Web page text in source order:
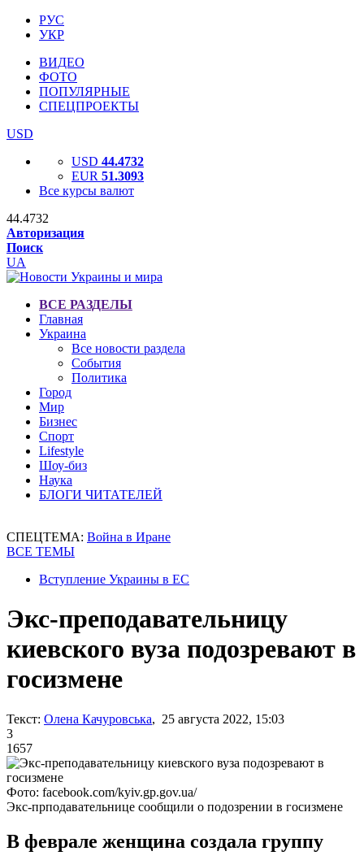
РУС
УКР
ВИДЕО
ФОТО
ПОПУЛЯРНЫЕ
СПЕЦПРОЕКТЫ
USD
USD 44.4732
EUR 51.3093
Все курсы валют
44.4732
Авторизация
Поиск
UA
ВСЕ РАЗДЕЛЫ
Главная
Украина
Все новости раздела
События
Политика
Город
Мир
Бизнес
Спорт
Lifestyle
Шоу-биз
Наука
БЛОГИ ЧИТАТЕЛЕЙ
СПЕЦТЕМА: Война в Иране
ВСЕ ТЕМЫ
Вступление Украины в ЕС
Экс-преподавательницу
киевского вуза подозревают в
госизмене
Текст: Олена Качуровська, 25 августа 2022, 15:03
3
1657
Фото: facebook.com/kyiv.gp.gov.ua/
Экс-прподавательнице сообщили о подозрении в госизмене
В феврале женщина создала группу